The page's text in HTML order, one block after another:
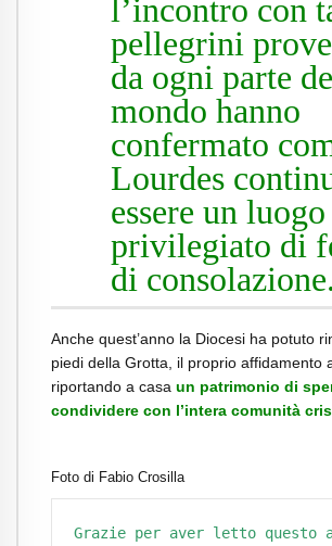
l’incontro con
pellegrini
da ogni parte
mondo hanno
confermato
Lourdes
essere un luogo
privilegiato di
di consolazione.
Anche quest’anno la Diocesi ha potuto
piedi della Grotta, il proprio affidamento
riportando a casa un patrimonio di
condividere con l’intera comunità
Foto di Fabio Crosilla
Grazie per aver letto questo